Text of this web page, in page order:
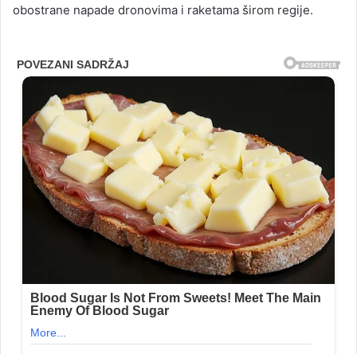
obostrane napade dronovima i raketama širom regije.